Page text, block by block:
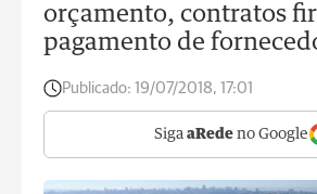
orçamento, contratos
pagamento de
Publicado: 19/07/2018, 17:01
Siga aRede no Google